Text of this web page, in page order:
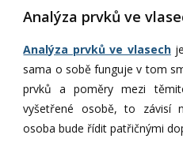
Analýza prvků ve
Analýza prvků ve vlasechje
sama o sobě funguje v tom
prvků a poměry mezi
vyšetřené osobě, to závisí
osoba bude řídit patřičnými